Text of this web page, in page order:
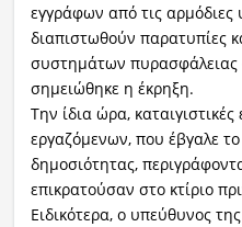
εγγράφων από τις αρμόδιες
διαπιστωθούν παρατυπίες
συστημάτων πυρασφάλειας
σημειώθηκε η έκρηξη.
Την ίδια ώρα, καταιγιστικές
εργαζόμενων, που έβγαλε
δημοσιότητας,
επικρατούσαν στο κτίριο
Ειδικότερα, ο υπεύθυνος